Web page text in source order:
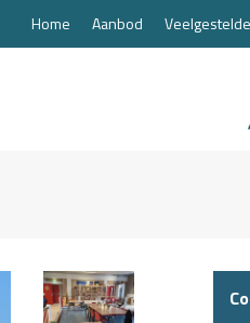
Home Aanbod